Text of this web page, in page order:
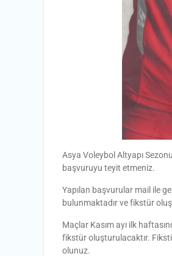
Asya Voleybol Altyapı
başvuruyu teyit etmeniz.
Yapılan başvurular mail ile
bulunmaktadır ve fikstür
Maçlar Kasım ayı ilk
fikstür oluşturulacaktır.
olunuz.